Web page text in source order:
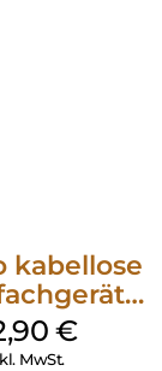
kabellose
Grey
€
MwSt.